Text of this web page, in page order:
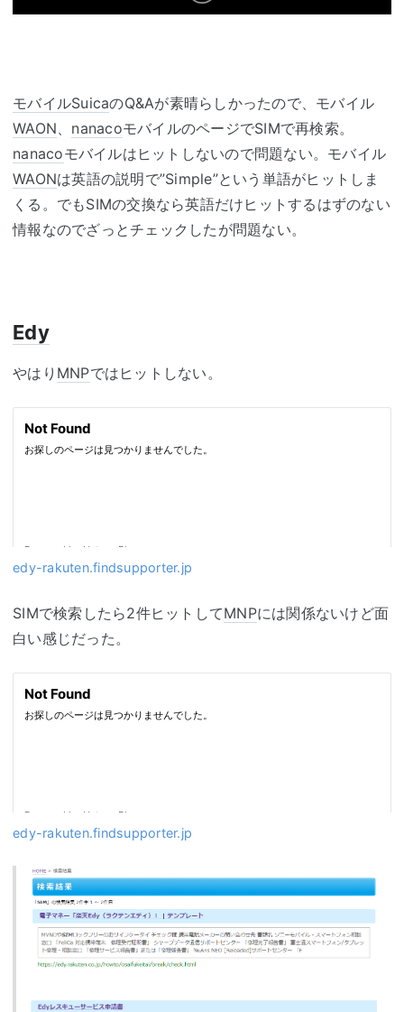
モバイルSuicaのQ&Aが素晴らしかったので、モバイル
WAON
nanacoモバイルのページでSIMで再検索。
nanacoモバイルはヒットしないので問題ない。モバイル
WAONは英語の説明で”Simple”という単語がヒットしま
くる。でもSIMの交換なら英語だけヒットするはずのない
情報なのでざっとチェックしたが問題ない。
Edy
やはり MNPではヒットしない。
edy-rakuten.findsupporter.jp
SIMで検索したら2件ヒットしてMNPには関係ないけど面
白い感じだった。
edy-rakuten.findsupporter.jp